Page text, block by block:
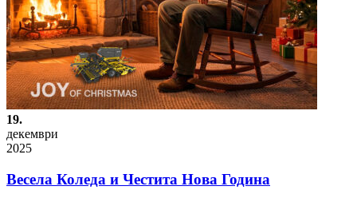
19.
декември
2025
Весела Коледа и Честита Нова Година